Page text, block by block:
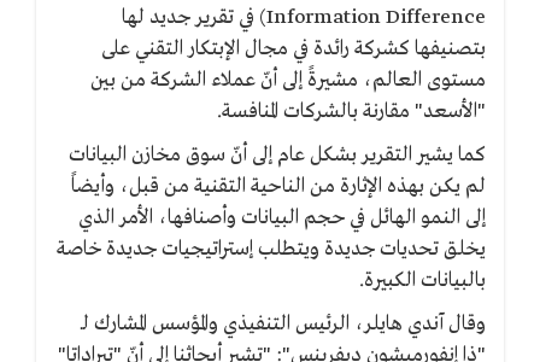
Information Difference) في تقرير جديد لها
بتصنيفها كشركة رائدة في مجال الإبتكار التقني على
مستوى العالم، مشيرةً إلى أنّ عملاء الشركة من بين
"الأسعد" مقارنة بالشركات المنافسة.
كما يشير التقرير بشكل عام إلى أنّ سوق مخازن البيانات
لم يكن بهذه الإثارة من الناحية التقنية من قبل، وأيضاً
إلى النمو الهائل في حجم البيانات وأصنافها، الأمر الذي
يخلق تحديات جديدة ويتطلب إستراتيجيات جديدة خاصة
بالبيانات الكبيرة.
وقال آندي هايلر، الرئيس التنفيذي والمؤسس المشارك لـ
"ذا إنفورميشون ديفرينس": "تشير أبحاثنا إلى أنّ "تيراداتا"